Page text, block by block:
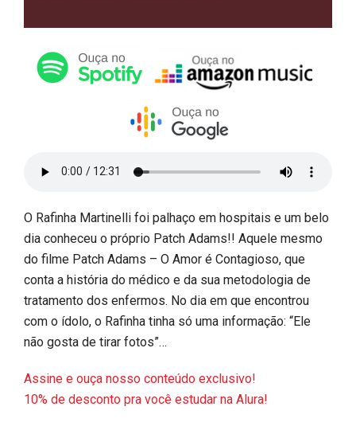
O Rafinha Martinelli foi palhaço em hospitais e um belo
dia conheceu o próprio Patch Adams!! Aquele mesmo
do filme Patch Adams – O Amor é Contagioso, que
conta a história do médico e da sua metodologia de
tratamento dos enfermos. No dia em que encontrou
com o ídolo, o Rafinha tinha só uma informação: “Ele
não gosta de tirar fotos”…
Assine e ouça nosso conteúdo exclusivo!
10% de desconto pra você estudar na Alura!